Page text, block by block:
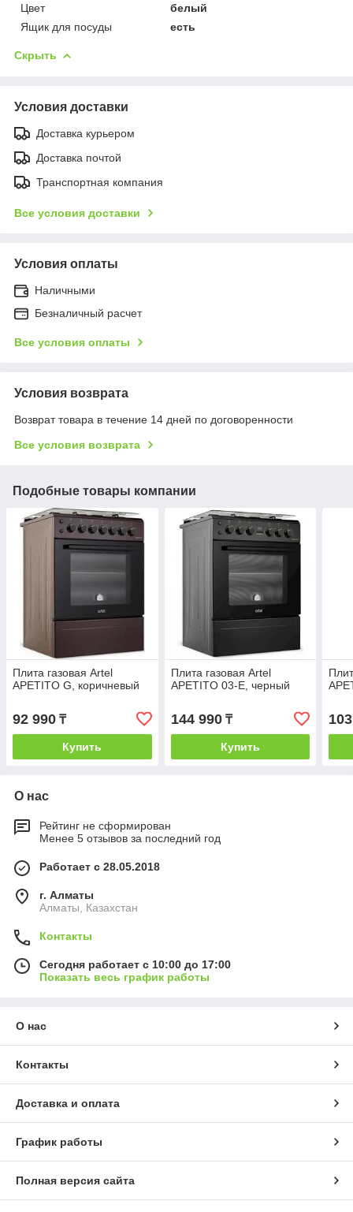
Цвет
белый
Ящик для посуды
есть
Скрыть
Условия доставки
Доставка курьером
Доставка почтой
Транспортная компания
Все условия доставки
Условия оплаты
Наличными
Безналичный расчет
Все условия оплаты
Условия возврата
Возврат товара в течение 14 дней по договоренности
Все условия возврата
Подобные товары компании
Плита газовая Artel
APETITO G, коричневый
92 990 ₸
Купить
Плита газовая Artel
APETITO 03-E, черный
144 990₸
Купить
О нас
Рейтинг не сформирован
Менее 5 отзывов за последний год
Работает с 28.05.2018
г. Алматы
Алматы, Казахстан
Контакты
Сегодня работает с 10:00 до 17:00
Показать весь график работы
О нас
Контакты
Доставка и оплата
График работы
Полная версия сайта